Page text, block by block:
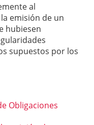
al
emisión de un
hubiesen
supuestos por los
Obligaciones